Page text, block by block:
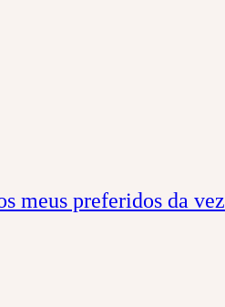
meus preferidos da vez